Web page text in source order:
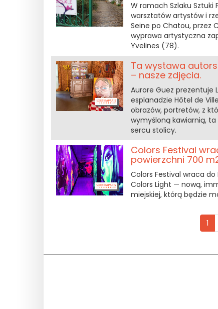
W ramach Szlaku Sztuki
warsztatów artystów i
Seine po Chatou, przez
wyprawa artystyczna
Yvelines (78).
Ta wystawa
– nasze zdjęcia.
Aurore Guez prezentuje
esplanadzie Hôtel de
obrazów, portretów, z
wymyśloną kawiarnią,
sercu stolicy.
Colors Festival
powierzchni 700
Colors Festival wraca
Colors Light — nową,
miejskiej, którą będzie
1